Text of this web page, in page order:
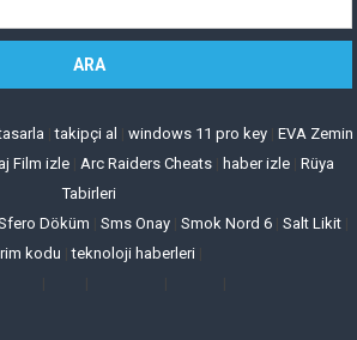
|takipçi al windows 11 pro key EVA Zemin
Film izle| Arc Raiders Cheats| haber izle| Rüya
Tabirleri
Döküm Sms Onay Smok Nord 6 Salt Likit
kodu |teknoloji haberleri|